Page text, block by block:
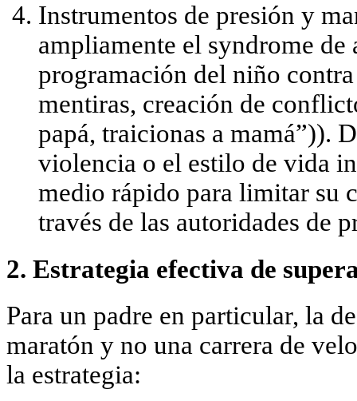
Instrumentos de presión y
ampliamente el syndrome de
programación del niño
mentiras, creación de
papá, traicionas a mamá”)).
violencia o el estilo de vida
medio rápido para limitar su
través de las autoridades de
2. Estrategia efectiva de
Para un padre en particular, la
maratón y no una carrera de
la estrategia: